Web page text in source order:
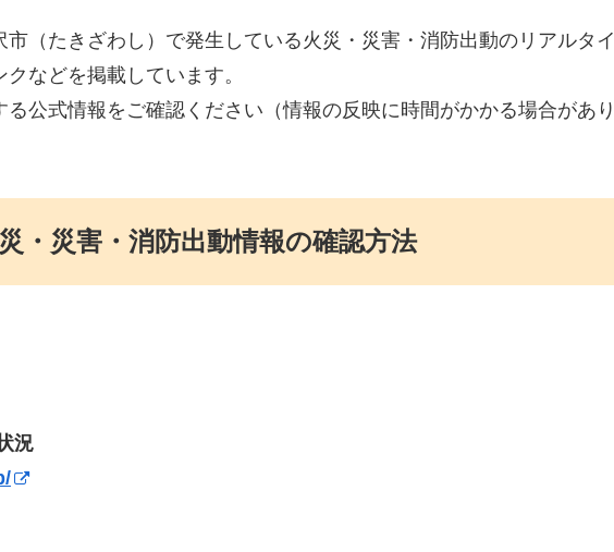
（たきざわし）で発生している火災・災害・消防出動のリアルタイ
などを掲載しています。
公式情報をご確認ください（情報の反映に時間がかかる場合があり
・災害・消防出動情報の確認方法
況